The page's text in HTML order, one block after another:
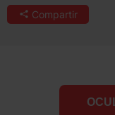
Compartir